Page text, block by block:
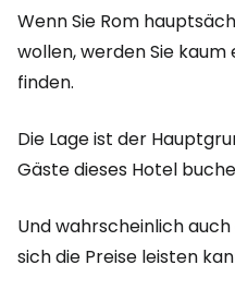
Wenn Sie Rom
wollen, werden Sie
finden.
Die Lage ist der
Gäste dieses Hotel
Und wahrscheinlich
sich die Preise leisten